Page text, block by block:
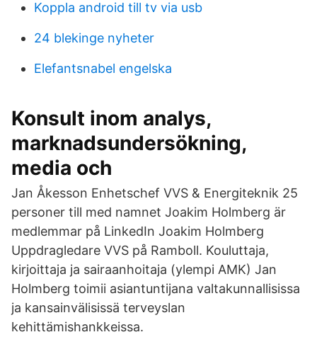
Koppla android till tv via usb
24 blekinge nyheter
Elefantsnabel engelska
Konsult inom analys,
marknadsundersökning,
media och
Jan Åkesson Enhetschef VVS & Energiteknik 25
personer till med namnet Joakim Holmberg är
medlemmar på LinkedIn Joakim Holmberg
Uppdragledare VVS på Ramboll. Kouluttaja,
kirjoittaja ja sairaanhoitaja (ylempi AMK) Jan
Holmberg toimii asiantuntijana valtakunnallisissa
ja kansainvälisissä terveyslan
kehittämishankkeissa.